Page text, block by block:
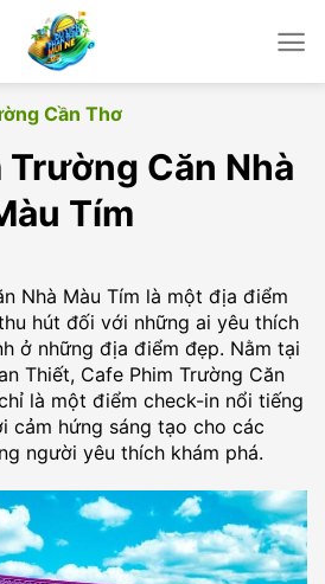
Cần Thơ
Trường Căn Nhà
Tím
Nhà Màu Tím là một địa điểm
hút đối với những ai yêu thích
ở những địa điểm đẹp. Nằm tại
Thiết, Cafe Phim Trường Căn
là một điểm check-in nổi tiếng
cảm hứng sáng tạo cho các
người yêu thích khám phá.